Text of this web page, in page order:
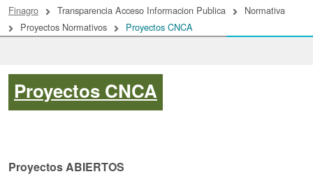
enlaces de ayuda a la
Finagro Transparencia Acceso Informacion Publica
Normativa
Proyectos Normativos
Proyectos CNCA
Proyectos CNCA
Proyectos ABIERTOS